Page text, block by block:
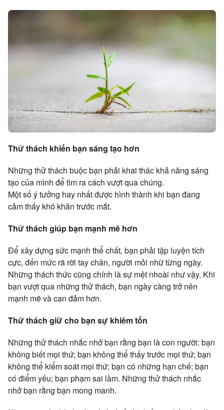
Thử thách khiến bạn sáng tạo hơn
Những thử thách buộc bạn phải khai thác khả năng sáng
tạo của mình để tìm ra cách vượt qua chúng.
Một số ý tưởng hay nhất được hình thành khi bạn đang
cảm thấy khó khăn trước mắt.
Thử thách giúp bạn mạnh mẽ hơn
Để xây dựng sức mạnh thể chất, bạn phải tập luyện tích
cực, đến mức rã rời tay chân, người mỏi nhừ từng ngày.
Những thách thức cũng chính là sự mệt nhoài như vậy. Khi
bạn vượt qua những thử thách, bạn ngày càng trở nên
mạnh mẽ và can đảm hơn.
Thử thách giữ cho bạn sự khiêm tốn
Những thử thách nhắc nhở bạn rằng bạn là con người: bạn
không biết mọi thứ; bạn không thể thấy trước mọi thứ; bạn
không thể kiểm soát mọi thứ; bạn có những hạn chế; bạn
có điểm yếu; bạn phạm sai lầm. Những thử thách nhắc
nhở bạn rằng bạn mong manh.